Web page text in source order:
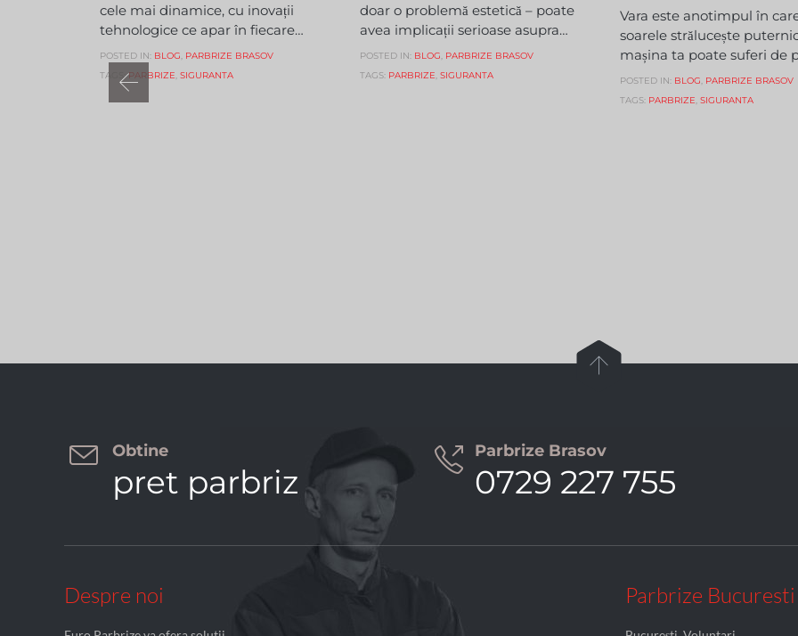
cele mai dinamice, cu inovații
tehnologice ce apar în fiecare…
POSTED IN: BLOG, PARBRIZE BRASOV
TAGS:PARBRIZE, SIGURANTA
doar o problemă estetică – poate
avea implicații serioase asupra…
POSTED IN: BLOG, PARBRIZE BRASOV
TAGS: PARBRIZE, SIGURANTA
Vara este anotimpul în
soarele strălucește
mașina ta poate suferi de
POSTED IN: BLOG, PARBRIZE BRASOV
TAGS: PARBRIZE, SIGURANTA

 Obtine
pret parbriz
 Parbrize Brasov
0729 227 755
Despre noi Parbrize Bucuresti